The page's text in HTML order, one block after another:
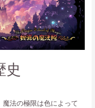
史
魔法の極限は色によって